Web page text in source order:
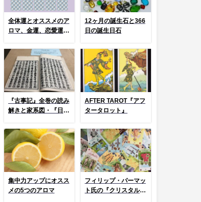
全体運とオススメのア
ロマ、金運、恋愛運、
プ！
12ヶ月の誕生石と366
日の誕生日石
『古事記』全巻の読み
解きと家系図・『日本
ム
AFTER TAROT『アフ
タータロット』
集中力アップにオスス
メの5つのアロマ
フィリップ・パーマッ
ト氏の『クリスタルタ